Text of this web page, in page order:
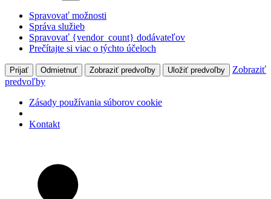
Spravovať možnosti
Správa služieb
Spravovať {vendor_count} dodávateľov
Prečítajte si viac o týchto účeloch
Prijať Odmietnuť Zobraziť predvoľby Uložiť predvoľby
Zobraziť
predvoľby
Zásady používania súborov cookie
Kontakt